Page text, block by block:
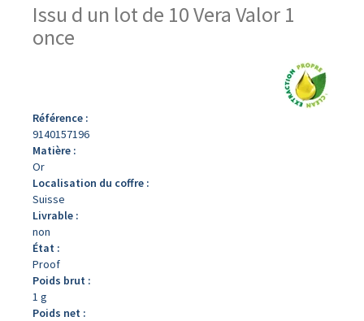
Issu d un lot de 10 Vera Valor 1
once
Référence :
9140157196
Matière :
Or
Localisation du coffre :
Suisse
Livrable :
non
État :
Proof
Poids brut :
1 g
Poids net :